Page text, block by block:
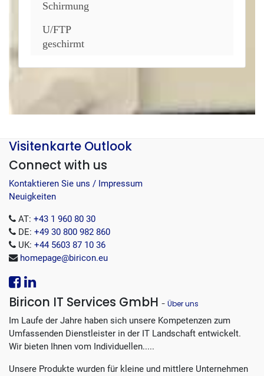
Schirmung
U/FTP
geschirmt
Visitenkarte Outlook
Connect with us
Kontaktieren Sie uns / Impressum
Neuigkeiten
AT: +43 1 960 80 30
DE: +49 30 800 982 860
UK: +44 5603 87 10 36
homepage@biricon.eu
Biricon IT Services GmbH - Über uns
Im Laufe der Jahre haben sich unsere Kompetenzen zum
Umfassenden Dienstleister in der IT Landschaft entwickelt.
Wir bieten Ihnen vom Individuellen.....
Unsere Produkte wurden für kleine und mittlere Unternehmen